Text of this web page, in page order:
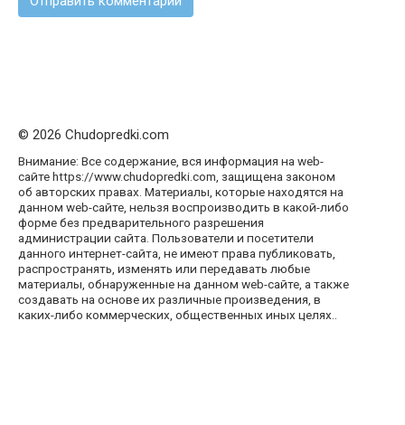
© 2026 Chudopredki.com
Внимание: Все содержание, вся информация на web-
сайте https://www.chudopredki.com, защищена законом
об авторских правах. Материалы, которые находятся на
данном web-сайте, нельзя воспроизводить в какой-либо
форме без предварительного разрешения
администрации сайта. Пользователи и посетители
данного интернет-сайта, не имеют права публиковать,
распространять, изменять или передавать любые
материалы, обнаруженные на данном web-сайте, а также
создавать на основе их различные произведения, в
каких-либо коммерческих, общественных иных целях..